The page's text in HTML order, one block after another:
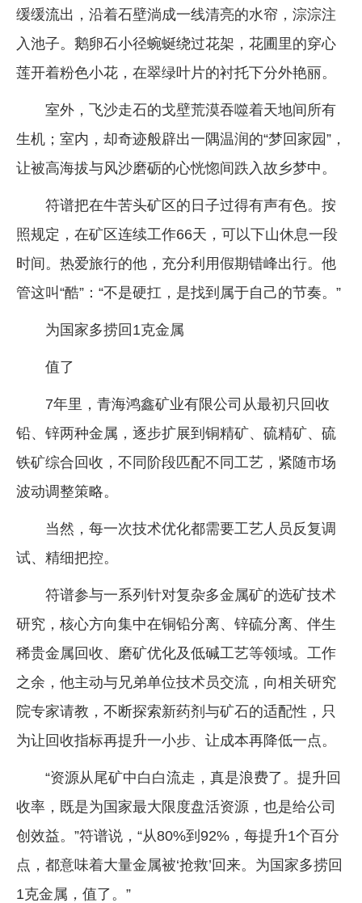
缓缓流出，沿着石壁淌成一线清亮的水帘，淙淙注
入池子。鹅卵石小径蜿蜒绕过花架，花圃里的穿心
莲开着粉色小花，在翠绿叶片的衬托下分外艳丽。
室外，飞沙走石的戈壁荒漠吞噬着天地间所有
生机；室内，却奇迹般辟出一隅温润的“梦回家园”，
让被高海拔与风沙磨砺的心恍惚间跌入故乡梦中。
符谱把在牛苦头矿区的日子过得有声有色。按
照规定，在矿区连续工作66天，可以下山休息一段
时间。热爱旅行的他，充分利用假期错峰出行。他
管这叫“酷”：“不是硬扛，是找到属于自己的节奏。”
为国家多捞回1克金属
值了
7年里，青海鸿鑫矿业有限公司从最初只回收
铅、锌两种金属，逐步扩展到铜精矿、硫精矿、硫
铁矿综合回收，不同阶段匹配不同工艺，紧随市场
波动调整策略。
当然，每一次技术优化都需要工艺人员反复调
试、精细把控。
符谱参与一系列针对复杂多金属矿的选矿技术
研究，核心方向集中在铜铅分离、锌硫分离、伴生
稀贵金属回收、磨矿优化及低碱工艺等领域。工作
之余，他主动与兄弟单位技术员交流，向相关研究
院专家请教，不断探索新药剂与矿石的适配性，只
为让回收指标再提升一小步、让成本再降低一点。
“资源从尾矿中白白流走，真是浪费了。提升回
收率，既是为国家最大限度盘活资源，也是给公司
创效益。”符谱说，“从80%到92%，每提升1个百分
点，都意味着大量金属被‘抢救’回来。为国家多捞回
1克金属，值了。”